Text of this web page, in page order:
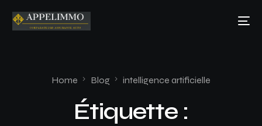
Home Blog intelligence artificielle
Étiquette :